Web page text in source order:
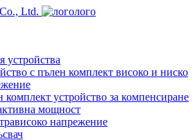
лого
устройства
с пълен комплект високо и ниско
комплект устройство за компенсиране
мощност
напрежение